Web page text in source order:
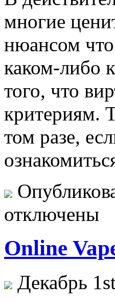
многие
нюансом
каком-либо
того, что
критериям.
том разе,
отключены
Online
Декабрь